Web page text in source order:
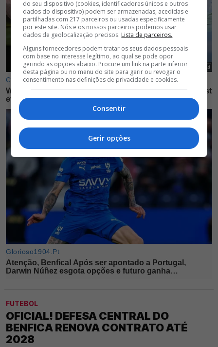
FUTEBOL
OFICIAL! DEFESA CENTRAL DO
BENFICA RENOVA CONTRATO ATÉ
2028
do seu dispositivo (cookies, identificadores únicos e outros
dados do dispositivo) podem ser armazenadas, acedidas e
partilhadas com 217 parceiros ou usadas especificamente
por este site. Nós e os nossos parceiros podemos usar
dados de geolocalização precisos. Lista de parceiros.
Alguns fornecedores podem tratar os seus dados pessoais
com base no interesse legítimo, ao qual se pode opor
gerindo as opções abaixo. Procure um link na parte inferior
desta página ou no menu do site para gerir ou revogar o
consentimento nas definições de privacidade e cookies.
Consentir
Gerir opções